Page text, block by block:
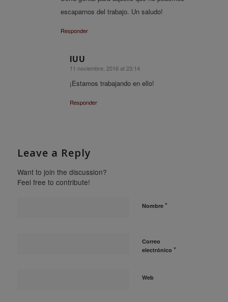
escaparnos del trabajo. Un saludo!
Responder
IUU
says:
11 noviembre, 2016 at 23:14
¡Estamos trabajando en ello!
Responder
Leave a Reply
Want to join the discussion?
Feel free to contribute!
Nombre *
Correo
electrónico *
Web